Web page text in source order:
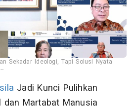
Sekadar Ideologi, Tapi Solusi Nyata
Jadi Kunci Pulihkan
dan Martabat Manusia